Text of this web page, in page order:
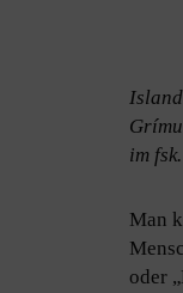
im fsk.
Man
oder